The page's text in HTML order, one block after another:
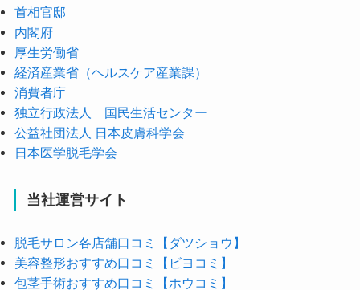
首相官邸
内閣府
厚生労働省
経済産業省（ヘルスケア産業課）
消費者庁
独立行政法人 国民生活センター
公益社団法人 日本皮膚科学会
日本医学脱毛学会
当社運営サイト
脱毛サロン各店舗口コミ【ダツショウ】
美容整形おすすめ口コミ【ビヨコミ】
包茎手術おすすめ口コミ【ホウコミ】